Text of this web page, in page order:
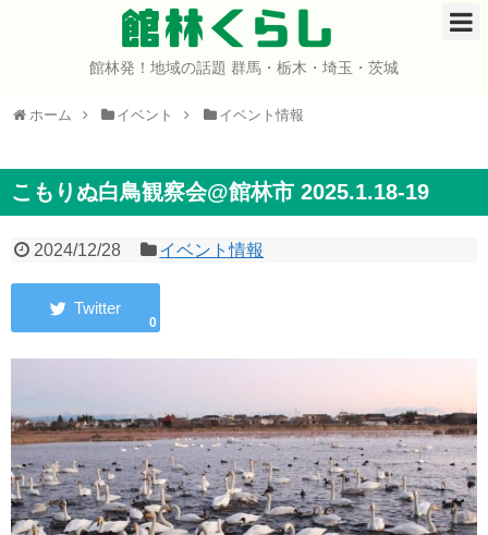
館林くらし
館林発！地域の話題 群馬・栃木・埼玉・茨城
ホーム イベント イベント情報
こもりぬ白鳥観察会@館林市 2025.1.18-19
2024/12/28 イベント情報
0
ホーム
イベント
グルメ
宇宙よりも遠い場所